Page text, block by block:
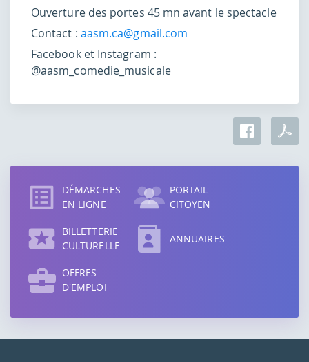
Ouverture des portes 45 mn avant le spectacle
Contact : aasm.ca@gmail.com
Facebook et Instagram :
@aasm_comedie_musicale
direct
DÉMARCHES
EN LIGNE
PORTAIL
CITOYEN
BILLETTERIE
CULTURELLE
ANNUAIRES
OFFRES
D'EMPLOI